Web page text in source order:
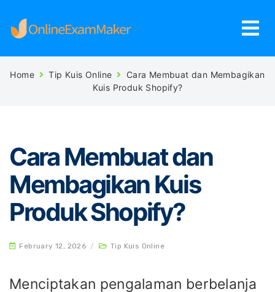
Home Tip Kuis Online
Cara Membuat dan Membagikan
Kuis Produk Shopify?
Cara Membuat dan
Membagikan Kuis
Produk Shopify?
February 12, 2026 / Tip Kuis Online
Menciptakan pengalaman berbelanja